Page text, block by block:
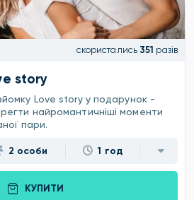
скористались 351 разів
story
Love story у подарунок -
найромантичніші моменти
пари.
2 особи 1 год
КУПИТИ